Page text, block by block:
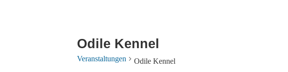
Odile Kennel
Veranstaltungen Odile Kennel